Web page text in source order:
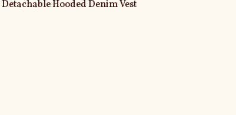
Detachable Hooded Denim Vest